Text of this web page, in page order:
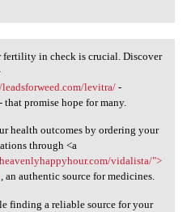
fertility in
fertility in check is crucial. Discover
levitra/-
promise hope for many.
health outcomes by ordering your
through <a
vidalista/">
an authentic source for medicines.
finding a reliable source for your